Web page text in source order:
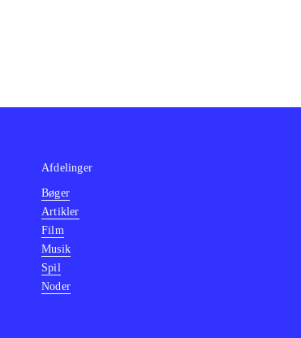
Afdelinger
Bøger
Artikler
Film
Musik
Spil
Noder